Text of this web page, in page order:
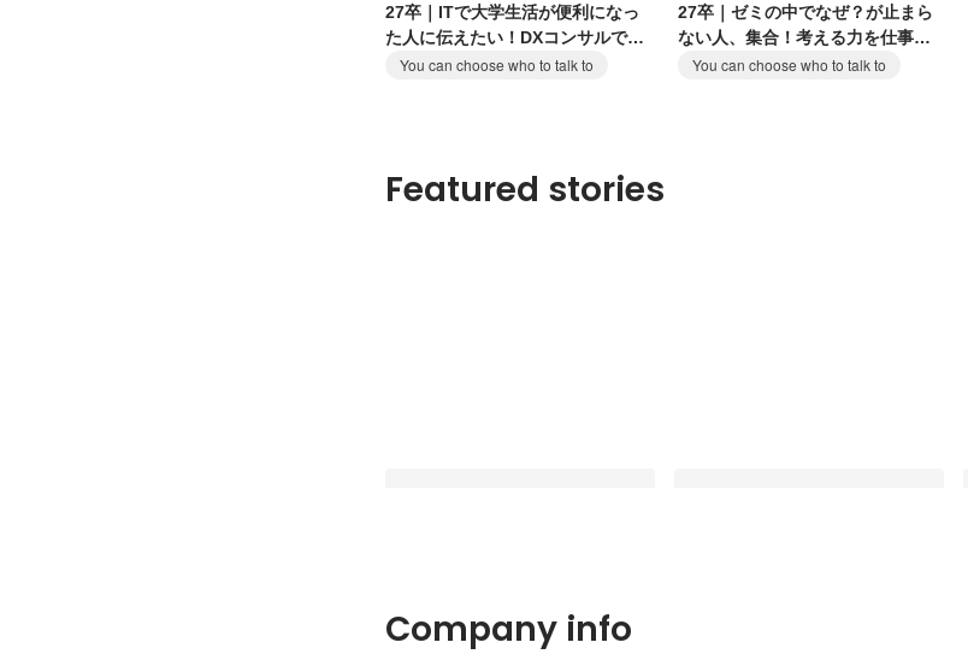
27卒｜ITで大学生活が便利になっ
た人に伝えたい！DXコンサルで地
方創生へ
You can choose who to talk to
27卒｜ゼミの中でなぜ？が止まら
ない人、集合！考える力を仕事に
活かせる！
You can choose who to talk to
Featured stories
会社組織を次のステージへの試み
「EoFプロジェクト」を始めます！
Company info